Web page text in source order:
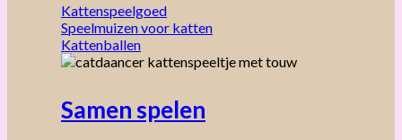
Kattenspeelgoed
Speelmuizen voor katten
Kattenballen
Samen spelen